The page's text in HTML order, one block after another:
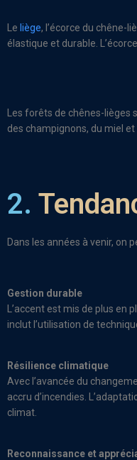
Le liège, l’écorce du chêne-
élastique et durable.
Les forêts de chênes-
des champignons, du miel
2.
Dans les années à venir, on
Gestion durable
L’accent est mis de plus
inclut l’utilisation de
Résilience climatique
Avec l’avancée du
accru d’incendies.
climat.
Reconnaissance et